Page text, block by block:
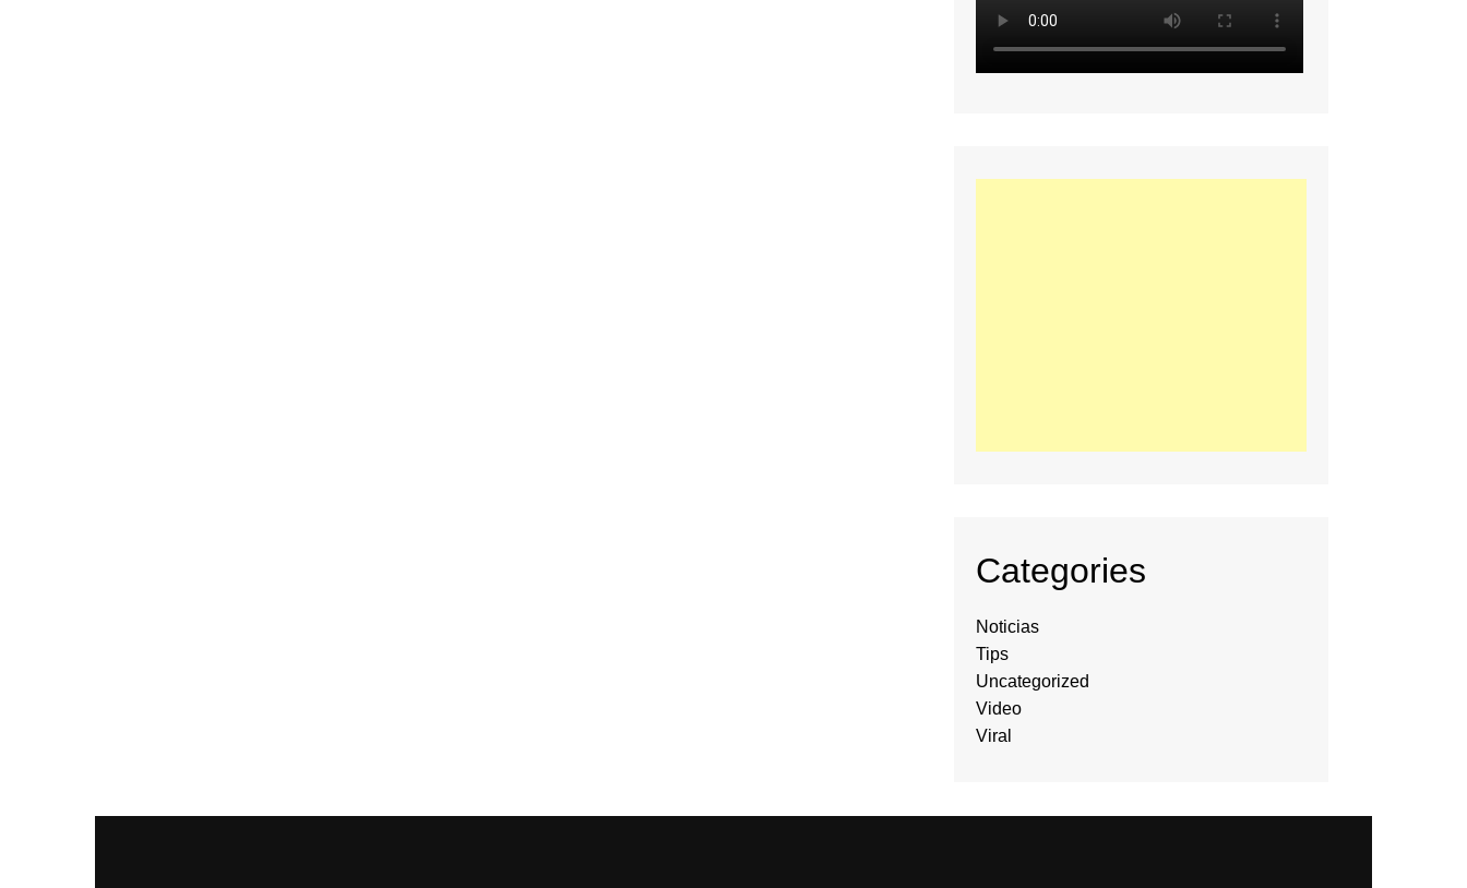
Categories
Noticias
Tips
Uncategorized
Video
Viral